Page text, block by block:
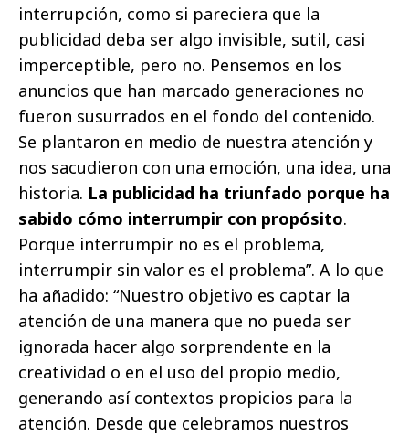
interrupción, como si pareciera que la
publicidad deba ser algo invisible, sutil, casi
imperceptible, pero no. Pensemos en los
anuncios que han marcado generaciones no
fueron susurrados en el fondo del contenido.
Se plantaron en medio de nuestra atención y
nos sacudieron con una emoción, una idea, una
historia. La publicidad ha triunfado porque ha
sabido cómo interrumpir con propósito.
Porque interrumpir no es el problema,
interrumpir sin valor es el problema”. A lo que
ha añadido: “Nuestro objetivo es captar la
atención de una manera que no pueda ser
ignorada hacer algo sorprendente en la
creatividad o en el uso del propio medio,
generando así contextos propicios para la
atención. Desde que celebramos nuestros